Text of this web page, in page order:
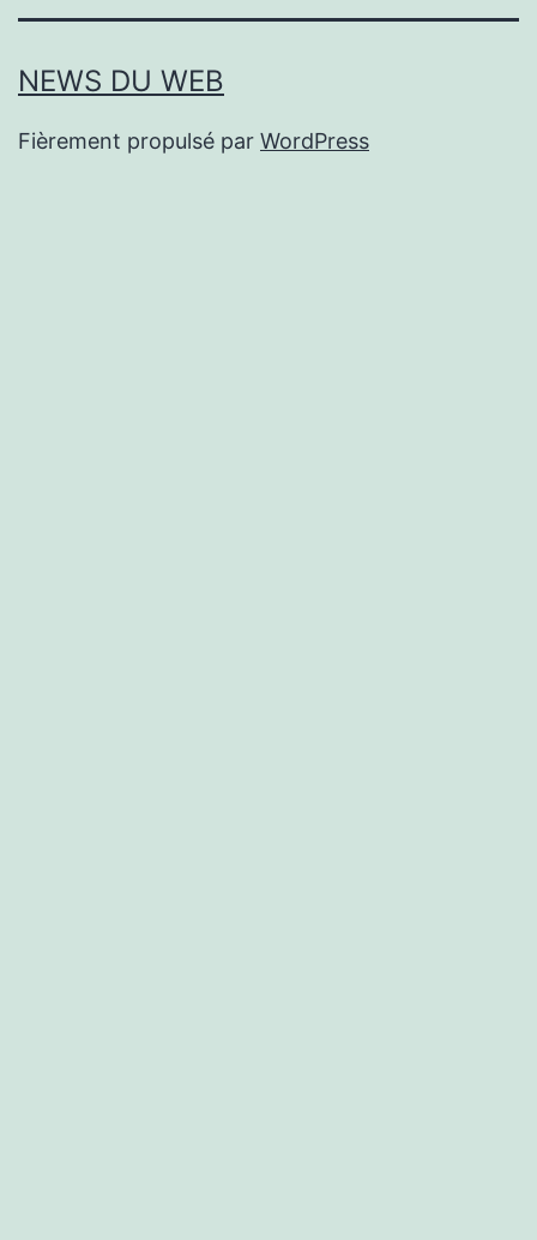
NEWS DU WEB
Fièrement propulsé par WordPress